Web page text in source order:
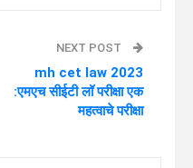
NEXT POST
mh cet law 2023
:एमएच सीईटी लॉ परीक्षा एक
महत्वाचे परीक्षा